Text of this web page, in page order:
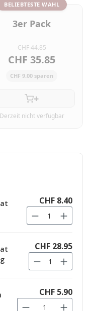
BELIEBTESTE WAHL
3er Pack
CHF 44.85
CHF 35.85
CHF 9.00 sparen
+
Derzeit nicht verfügbar
CHF 8.40
CHF 28.95
CHF 5.90